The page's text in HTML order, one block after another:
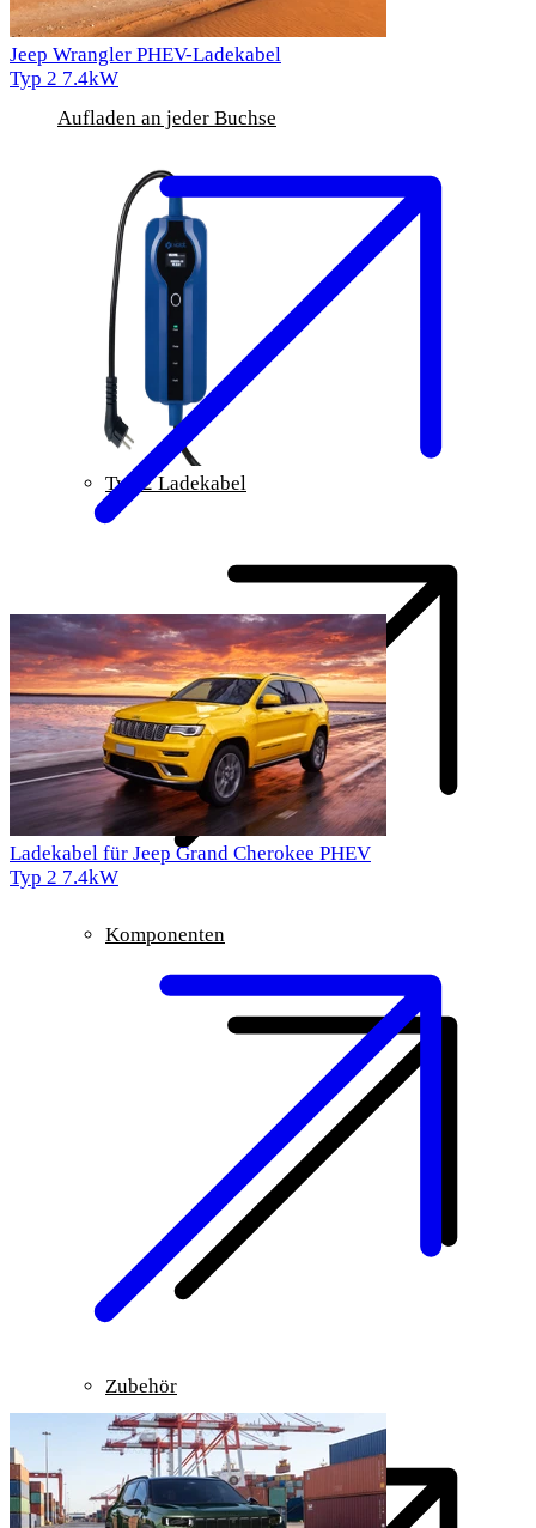
Aufladen an jeder Buchse
Typ 2 Ladekabel
Komponenten
Zubehör
Jeep Wrangler PHEV-Ladekabel
Typ 2 7.4kW
Ladekabel für Jeep Grand Cherokee PHEV
Typ 2 7.4kW